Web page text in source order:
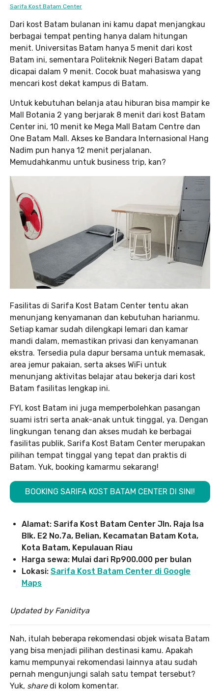
Sarifa Kost Batam Center
Dari kost Batam bulanan ini kamu dapat menjangkau
berbagai tempat penting hanya dalam hitungan
menit. Universitas Batam hanya 5 menit dari kost
Batam ini, sementara Politeknik Negeri Batam dapat
dicapai dalam 9 menit. Cocok buat mahasiswa yang
mencari kost dekat kampus di Batam.
Untuk kebutuhan belanja atau hiburan bisa mampir ke
Mall Botania 2 yang berjarak 8 menit dari kost Batam
Center ini, 10 menit ke Mega Mall Batam Centre dan
One Batam Mall. Akses ke Bandara Internasional Hang
Nadim pun hanya 12 menit perjalanan.
Memudahkanmu untuk business trip, kan?
Fasilitas di Sarifa Kost Batam Center tentu akan
menunjang kenyamanan dan kebutuhan harianmu.
Setiap kamar sudah dilengkapi lemari dan kamar
mandi dalam, memastikan privasi dan kenyamanan
ekstra. Tersedia pula dapur bersama untuk memasak,
area jemur pakaian, serta akses WiFi untuk
menunjang aktivitas belajar atau bekerja dari kost
Batam fasilitas lengkap ini.
FYI, kost Batam ini juga memperbolehkan pasangan
suami istri serta anak-anak untuk tinggal, ya. Dengan
lingkungan tenang dan akses mudah ke berbagai
fasilitas publik, Sarifa Kost Batam Center merupakan
pilihan tempat tinggal yang tepat dan praktis di
Batam. Yuk, booking kamarmu sekarang!
BOOKING SARIFA KOST BATAM CENTER DI SINI!
Alamat: Sarifa Kost Batam Center Jln. Raja Isa
Blk. E2 No.7a, Belian, Kecamatan Batam Kota,
Kota Batam, Kepulauan Riau
Harga sewa: Mulai dari Rp900.000 per bulan
Lokasi: Sarifa Kost Batam Center di Google
Maps
Updated by Faniditya
Nah, itulah beberapa rekomendasi objek wisata Batam
yang bisa menjadi pilihan destinasi kamu. Apakah
kamu mempunyai rekomendasi lainnya atau sudah
pernah mengunjungi salah satu tempat tersebut?
Yuk, sharedi kolom komentar.